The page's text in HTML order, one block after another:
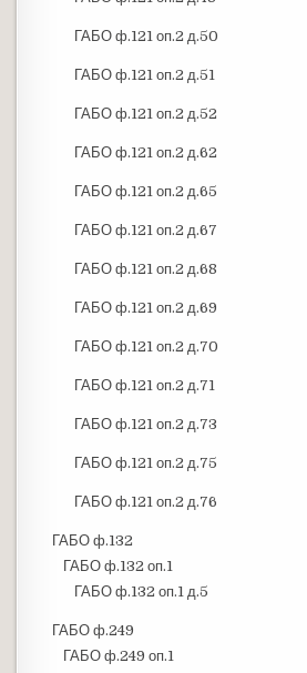
ГАБО ф.121 оп.2 д.50
ГАБО ф.121 оп.2 д.51
ГАБО ф.121 оп.2 д.52
ГАБО ф.121 оп.2 д.62
ГАБО ф.121 оп.2 д.65
ГАБО ф.121 оп.2 д.67
ГАБО ф.121 оп.2 д.68
ГАБО ф.121 оп.2 д.69
ГАБО ф.121 оп.2 д.70
ГАБО ф.121 оп.2 д.71
ГАБО ф.121 оп.2 д.73
ГАБО ф.121 оп.2 д.75
ГАБО ф.121 оп.2 д.76
ГАБО ф.132
ГАБО ф.132 оп.1
ГАБО ф.132 оп.1 д.5
ГАБО ф.249
ГАБО ф.249 оп.1